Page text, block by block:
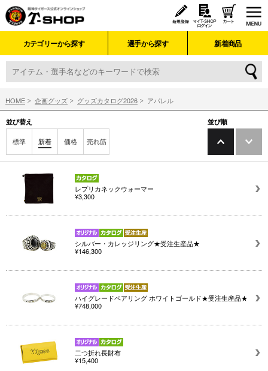
カテゴリーから探す 選手から探す 新着商品
HOME 企画グッズ グッズカタログ2026 アパレル
並び替え
標準 新着 価格 売れ筋
並び順
レプリカネックウォーマー
¥3,300
シルバー・カレッジリング★受注生産品★
¥146,300
ハイグレードペアリング ホワイトゴールド★受注生産品★
¥748,000
二つ折れ長財布
¥15,400